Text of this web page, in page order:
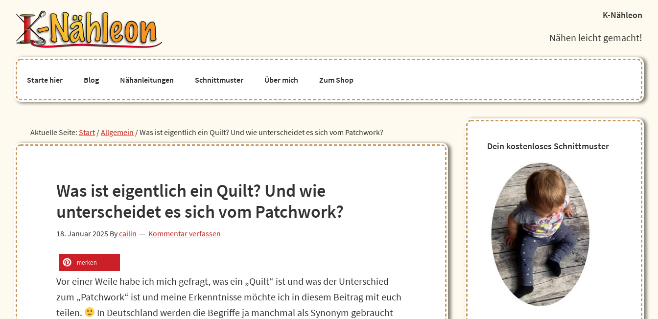
Hauptnavigation
springen
Inhalt
springen
Seitenspalte
springen
Fußzeile
springen
K-Nähleon
Nähen leicht gemacht!
Starte hier Blog Nähanleitungen Schnittmuster Über mich Zum Shop
Aktuelle Seite: Start /Allgemein /Was ist eigentlich ein Quilt? Und wie unterscheidet es sich vom Patchwork?
Was ist eigentlich ein Quilt? Und wie
unterscheidet es sich vom Patchwork?
18. Januar 2025 Bycailin Kommentar verfassen
merken
Vor einer Weile habe ich mich gefragt, was ein „Quilt“ ist und was der Unterschied
zum „Patchwork“ ist und meine Erkenntnisse möchte ich in diesem Beitrag mit euch
teilen.
In Deutschland werden die Begriffe ja manchmal als Synonym gebraucht
Seitenspalte
Dein kostenloses Schnittmuster